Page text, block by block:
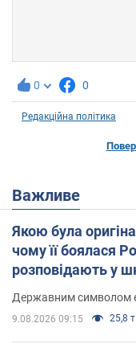
0 0
Редакційна політика
Важливе
Якою була
чому її боялася
розповідають у
Державним символом є
9.08.2026 09:15 25,8 т.